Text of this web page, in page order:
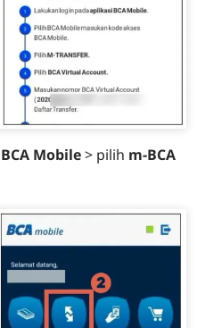
BCA Mobile> pilih m-BCA